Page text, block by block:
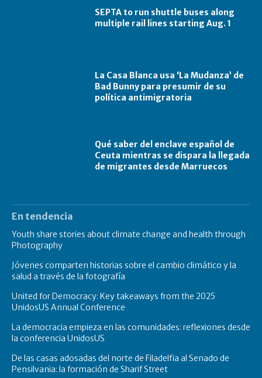
SEPTA to run shuttle buses along
multiple rail lines starting Aug. 1
La Casa Blanca usa ‘La Mudanza’ de
Bad Bunny para presumir de su
política antimigratoria
Qué saber del enclave español de
Ceuta mientras se dispara la llegada
de migrantes desde Marruecos
En tendencia
Youth share stories about climate change and health through
Photography
Jóvenes comparten historias sobre el cambio climático y la
salud a través de la fotografía
United for Democracy: Key takeaways from the 2025
UnidosUS Annual Conference
La democracia empieza en las comunidades: reflexiones desde
la conferencia UnidosUS
De las casas adosadas del norte de Filadelfia al Senado de
Pensilvania: la formación de Sharif Street